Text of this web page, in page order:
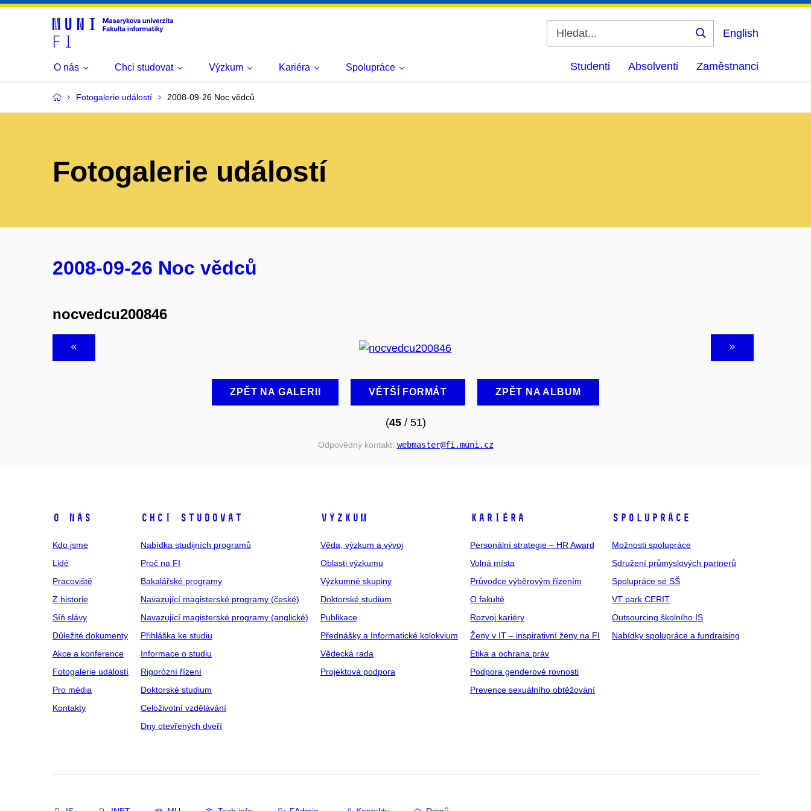
Vyhledat
English
O nás Chci studovat Výzkum Kariéra Spolupráce Studenti Absolventi Zaměstnanci
Fotogalerie událostí 2008-09-26 Noc vědců
Fotogalerie událostí
2008-09-26 Noc vědců
nocvedcu200846
ZPĚT NA GALERII VĚTŠÍ FORMÁT ZPĚT NA ALBUM
(45/ 51)
Odpovědný kontakt: webmaster@fi .muni .cz
O NÁS
Kdo jsme
Lidé
Pracoviště
Z historie
Síň slávy
Důležité dokumenty
Akce a konference
Fotogalerie událostí
Pro média
Kontakty
CHCI STUDOVAT
Nabídka studijních programů
Proč na FI
Bakalářské programy
Navazující magisterské programy (české)
Navazující magisterské programy (anglické)
Přihláška ke studiu
Informace o studiu
Rigorózní řízení
Doktorské studium
Celoživotní vzdělávání
Dny otevřených dveří
VÝZKUM
Věda, výzkum a vývoj
Oblasti výzkumu
Výzkumné skupiny
Doktorské studium
Publikace
Přednášky a Informatické kolokvium
Vědecká rada
Projektová podpora
KARIÉRA
Personální strategie – HR Award
Volná místa
Průvodce výběrovým řízením
O fakultě
Rozvoj kariéry
Ženy v IT – inspirativní ženy na FI
Etika a ochrana práv
Podpora genderové rovnosti
Prevence sexuálního obtěžování
SPOLUPRÁCE
Možnosti spolupráce
Sdružení průmyslových partnerů
Spolupráce se SŠ
VT park CERIT
Outsourcing školního IS
Nabídky spolupráce a fundraising